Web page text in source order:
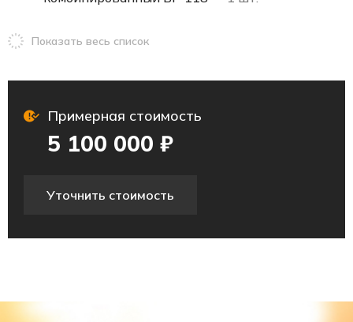
Показать весь список
Примерная стоимость
5 100 000 ₽
Уточнить стоимость